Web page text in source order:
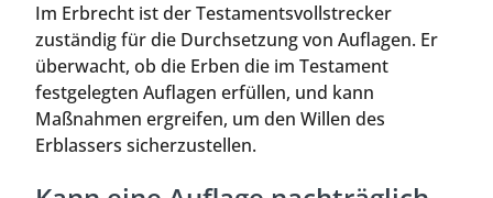
Im Erbrecht ist der Testamentsvollstrecker
zuständig für die Durchsetzung von Auflagen. Er
überwacht, ob die Erben die im Testament
festgelegten Auflagen erfüllen, und kann
Maßnahmen ergreifen, um den Willen des
Erblassers sicherzustellen.